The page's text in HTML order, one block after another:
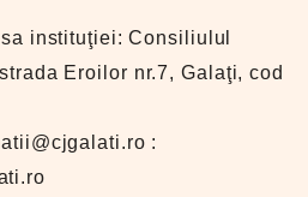
instituţiei: Consiliulul
Eroilor nr.7, Galaţi, cod
: